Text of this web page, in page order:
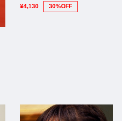
¥4,130
30%OFF